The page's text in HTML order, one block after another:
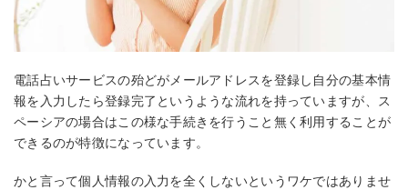
電話占いサービスの殆どがメールアドレスを登録し自分の基本情
報を入力したら登録完了というような流れを持っていますが、ス
ペーシアの場合はこの様な手続きを行うこと無く利用することが
できるのが特徴になっています。
かと言って個人情報の入力を全くしないというワケではありませ